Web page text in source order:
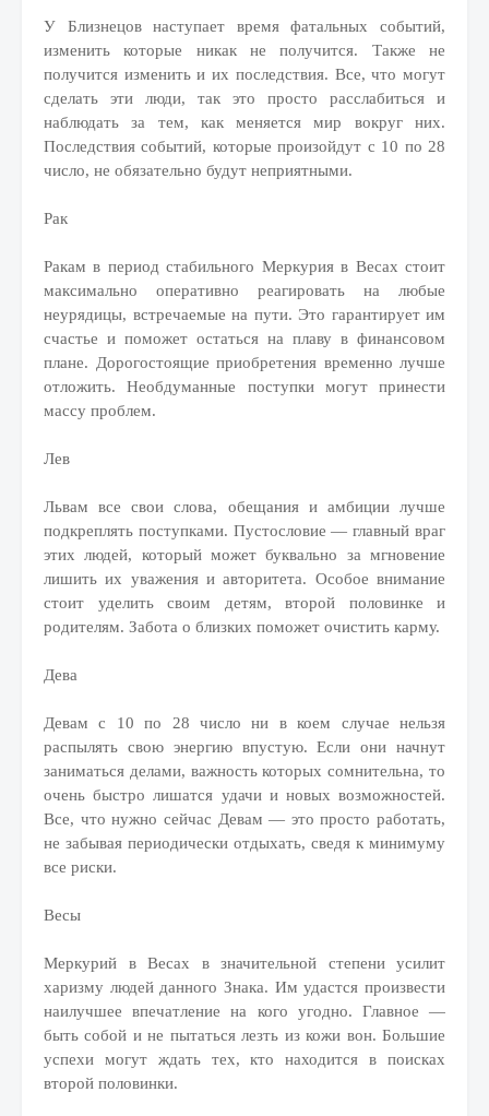
У Близнецов наступает время фатальных событий,
изменить которые никак не получится. Также не
получится изменить и их последствия. Все, что могут
сделать эти люди, так это просто расслабиться и
наблюдать за тем, как меняется мир вокруг них.
Последствия событий, которые произойдут с 10 по 28
число, не обязательно будут неприятными.
Рак
Ракам в период стабильного Меркурия в Весах стоит
максимально оперативно реагировать на любые
неурядицы, встречаемые на пути. Это гарантирует им
счастье и поможет остаться на плаву в финансовом
плане. Дорогостоящие приобретения временно лучше
отложить. Необдуманные поступки могут принести
массу проблем.
Лев
Львам все свои слова, обещания и амбиции лучше
подкреплять поступками. Пустословие — главный враг
этих людей, который может буквально за мгновение
лишить их уважения и авторитета. Особое внимание
стоит уделить своим детям, второй половинке и
родителям. Забота о близких поможет очистить карму.
Дева
Девам с 10 по 28 число ни в коем случае нельзя
распылять свою энергию впустую. Если они начнут
заниматься делами, важность которых сомнительна, то
очень быстро лишатся удачи и новых возможностей.
Все, что нужно сейчас Девам — это просто работать,
не забывая периодически отдыхать, сведя к минимуму
все риски.
Весы
Меркурий в Весах в значительной степени усилит
харизму людей данного Знака. Им удастся произвести
наилучшее впечатление на кого угодно. Главное —
быть собой и не пытаться лезть из кожи вон. Большие
успехи могут ждать тех, кто находится в поисках
второй половинки.